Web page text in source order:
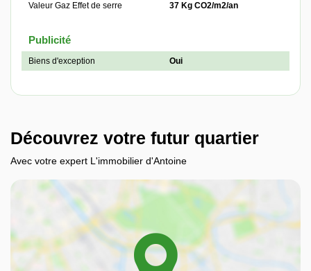
Valeur Gaz Effet de serre
37 Kg CO2/m2/an
Publicité
Biens d'exception Oui
Découvrez votre futur quartier
Avec votre expert L'immobilier d'Antoine